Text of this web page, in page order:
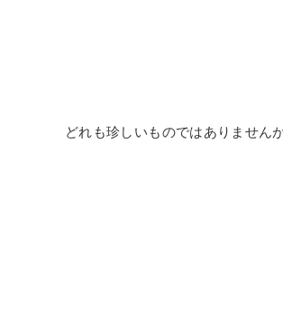
どれも珍しいものではありません